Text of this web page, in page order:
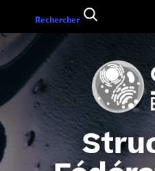
Rechercher